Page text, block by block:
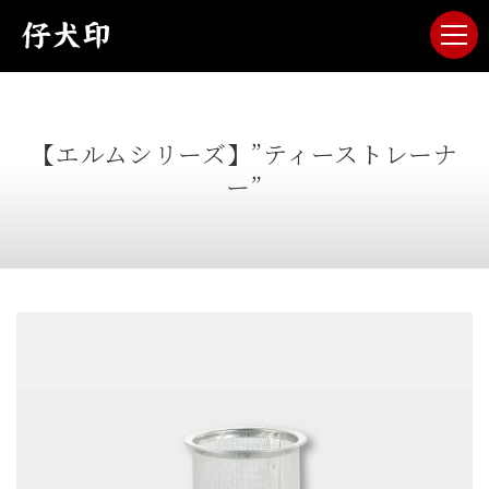
【エルムシリーズ】”ティーストレーナ
ー”